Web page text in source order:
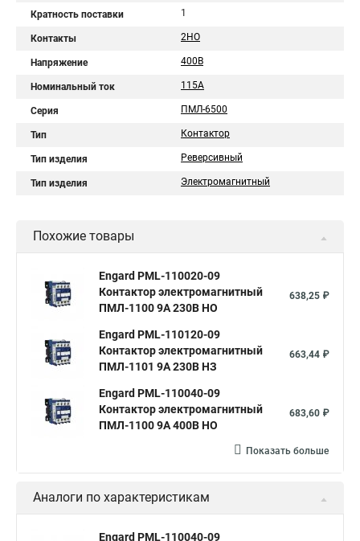
Кратность поставки 1
Контакты 2НО
Напряжение 400B
Номинальный ток 115А
Серия ПМЛ-6500
Тип Контактор
Тип изделия Реверсивный
Тип изделия Электромагнитный
Похожие товары
Engard PML-110020-09
Контактор электромагнитный
ПМЛ-1100 9A 230В НО
638,25 ₽
Engard PML-110120-09
Контактор электромагнитный
ПМЛ-1101 9A 230В НЗ
663,44 ₽
Engard PML-110040-09
Контактор электромагнитный
ПМЛ-1100 9A 400В НО
683,60 ₽
Показать больше
Аналоги по характеристикам
Engard PML-110040-09